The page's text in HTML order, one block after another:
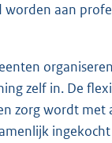
worden aan
zelf in. De
zorg wordt met